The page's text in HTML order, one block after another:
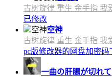
古树旋律 重生 金手指 我
已修改
空神
古树旋律 重生 金手指 我
pc版修改器的网盘加密码
一曲の肝腸が切れて